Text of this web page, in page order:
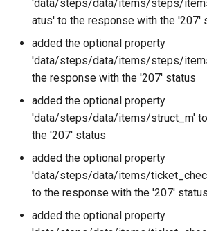
'data/steps/data/items/steps/
atus' to the response with the '207'
added the optional property
'data/steps/data/items/steps/
the response with the '207' status
added the optional property
'data/steps/data/items/struct_m'
the '207' status
added the optional property
'data/steps/data/items/
to the response with the '207' status
added the optional property